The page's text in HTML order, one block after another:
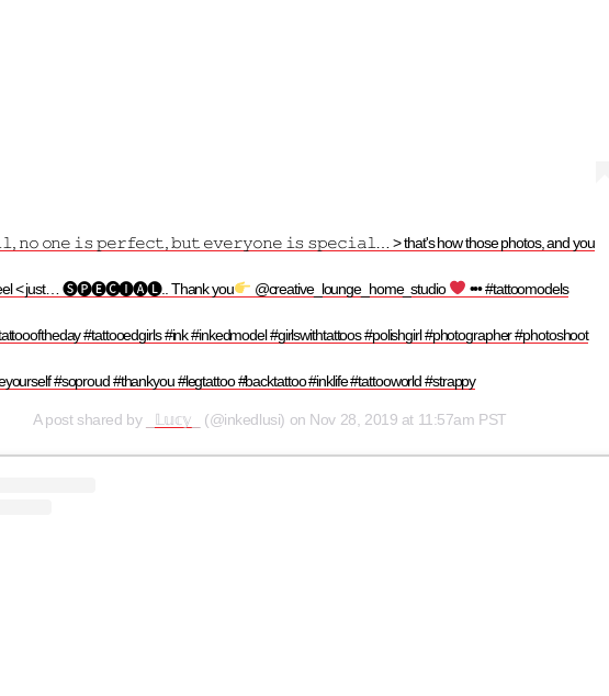
𝚗𝚘 𝚘𝚗𝚎 𝚒𝚜 𝚙𝚎𝚛𝚏𝚎𝚌𝚝, 𝚋𝚞𝚝 𝚎𝚟𝚎𝚛𝚢𝚘𝚗𝚎 𝚒𝚜 𝚜𝚙𝚎𝚌𝚒𝚊𝚕… > that's how those photos, and you
< just… 🅢🅟🅔🅒🅘🅐🅛.. Thank you @creative_lounge_home_studio ••• #tattoomodels
#tattooedgirls #ink #inkedmodel #girlswithtattoos #polishgirl #photographer #photoshoot
#soproud #thankyou #legtattoo #backtattoo #inklife #tattooworld #strappy
A post shared by _𝕃𝕦𝕔𝕪_ (@inkedlusi) on Nov 28, 2019 at 11:57am PST